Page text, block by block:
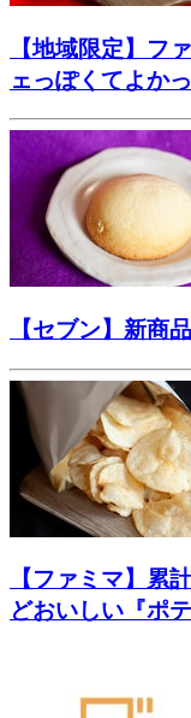
【地域限定】フ
ェっぽくてよか
【セブン】新商
【ファミマ】累
どおいしい『ポ